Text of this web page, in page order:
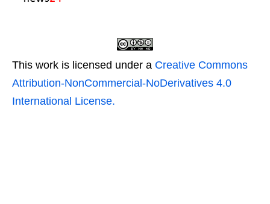
This work is licensed under a Creative Commons
Attribution-NonCommercial-NoDerivatives 4.0
International License.